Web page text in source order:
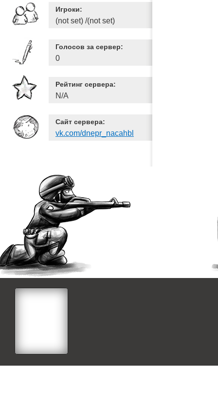
Игроки:
(not set) /(not set)
Голосов за сервер:
0
Рейтинг сервера:
N/A
Сайт сервера:
vk.com/dnepr_nacahbl